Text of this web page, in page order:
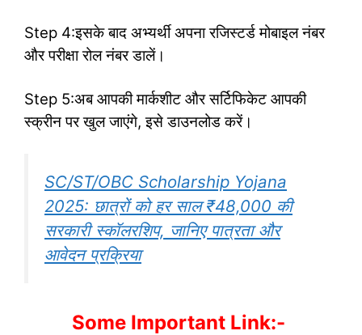
Step 4:इसके बाद अभ्यर्थी अपना रजिस्टर्ड मोबाइल नंबर
और परीक्षा रोल नंबर डालें।
Step 5:अब आपकी मार्कशीट और सर्टिफिकेट आपकी
स्क्रीन पर खुल जाएंगे, इसे डाउनलोड करें।
SC/ST/OBC Scholarship Yojana
2025: छात्रों को हर साल ₹48,000 की
सरकारी स्कॉलरशिप, जानिए पात्रता और
आवेदन प्रक्रिया
Some Important Link:-